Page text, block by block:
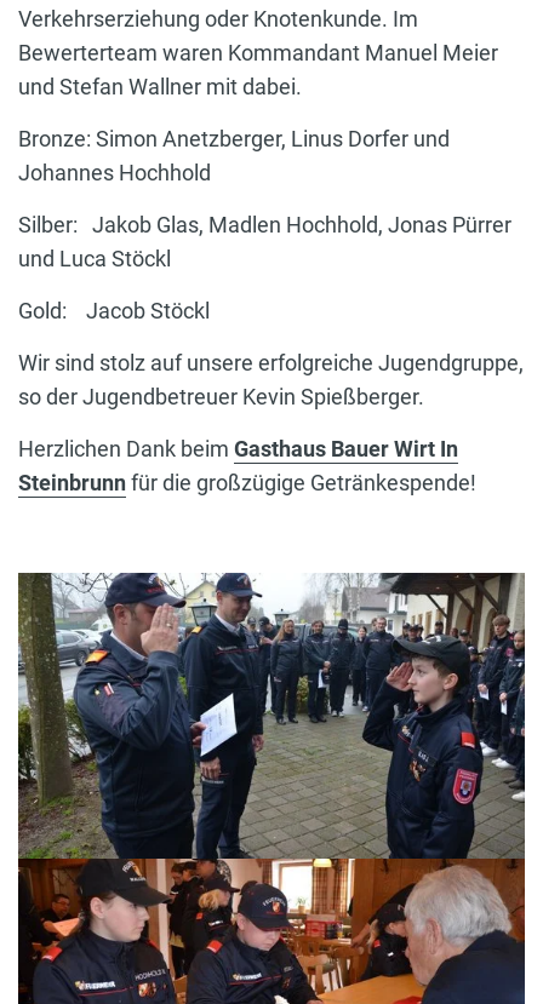
Verkehrserziehung oder Knotenkunde. Im
Bewerterteam waren Kommandant Manuel Meier
und Stefan Wallner mit dabei.
Bronze: Simon Anetzberger, Linus Dorfer und
Johannes Hochhold
Silber: Jakob Glas, Madlen Hochhold, Jonas Pürrer
und Luca Stöckl
Gold: Jacob Stöckl
Wir sind stolz auf unsere erfolgreiche Jugendgruppe,
so der Jugendbetreuer Kevin Spießberger.
Herzlichen Dank beim Gasthaus Bauer Wirt In
Steinbrunnfür die großzügige Getränkespende!